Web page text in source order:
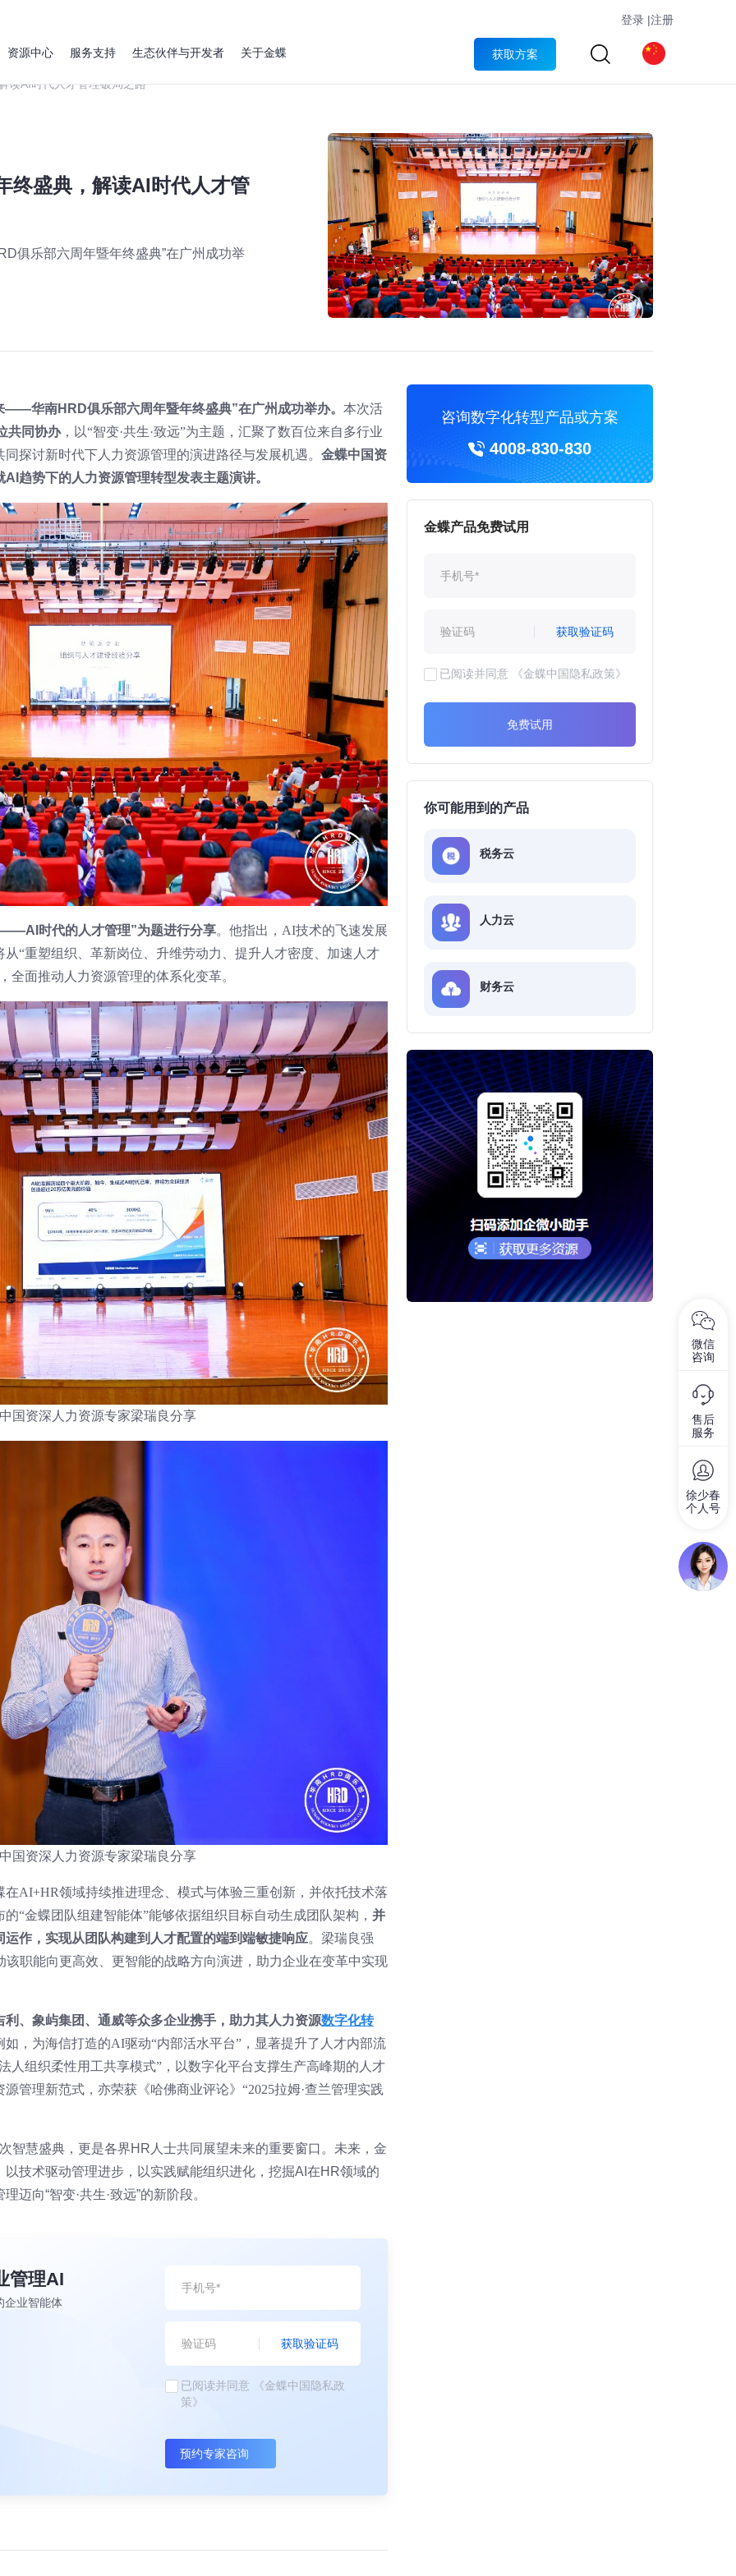
登录 |注册
资源中心 服务支持 生态伙伴与开发者 关于金蝶 获取方案
读AI时代人才管理破局之路
终盛典，解读AI时代人才管
俱乐部六周年暨年终盛典”在广州成功举
华南HRD俱乐部六周年暨年终盛典”在广州成功举办。 本次活
共同协办，以“智变·共生·致远”为主题，汇聚了数百位来自多行业
探讨新时代下人力资源管理的演进路径与发展机遇。 金蝶中国资
趋势下的人力资源管理转型发表主题演讲。
时代的人才管理”为题进行分享。他指出，AI技术的飞速发展
“重塑组织、革新岗位、升维劳动力、提升人才密度、加速人才
全面推动人力资源管理的体系化变革。
国资深人力资源专家梁瑞良分享
国资深人力资源专家梁瑞良分享
AI+HR领域持续推进理念、模式与体验三重创新，并依托技术落
“金蝶团队组建智能体”能够依据组织目标自动生成团队架构， 并
作，实现从团队构建到人才配置的端到端敏捷响应。梁瑞良强
职能向更高效、更智能的战略方向演进，助力企业在变革中实现
、象屿集团、通威等众多企业携手，助力其人力资源数字化转
如，为海信打造的AI驱动“内部活水平台”，显著提升了人才内部流
人组织柔性用工共享模式”，以数字化平台支撑生产高峰期的人才
管理新范式，亦荣获《哈佛商业评论》“2025拉姆·查兰管理实践
智慧盛典，更是各界HR人士共同展望未来的重要窗口。未来，金
技术驱动管理进步，以实践赋能组织进化，挖掘AI在HR领域的
迈向“智变·共生·致远”的新阶段。
管理AI
企业智能体
获取验证码
已阅读并同意
《金蝶中国隐私政
策》
预约专家咨询
咨询数字化转型产品或方案
4008-830-830
金蝶产品免费试用
获取验证码
已阅读并同意 《金蝶中国隐私政策》
免费试用
你可能用到的产品
税务云
人力云
财务云
微信
咨询
售后
服务
徐少春
个人号